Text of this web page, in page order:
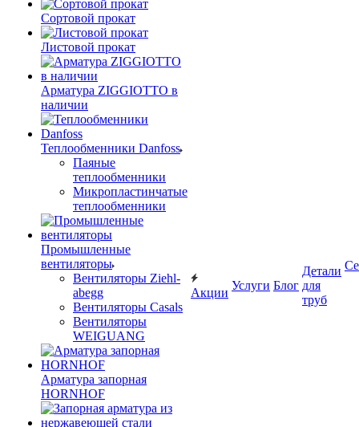
Сортовой прокат
Листовой прокат
Арматура ZIGGIOTTO в
наличии
Теплообменники Danfoss
Паяные
теплообменники
Микропластинчатые
теплообменники
Промышленные
вентиляторы
Вентиляторы Ziehl-
abegg
Вентиляторы Casals
Вентиляторы
WEIGUANG
Арматура запорная
HORNHOF
Акции
Услуги Блог
Детали
для
труб